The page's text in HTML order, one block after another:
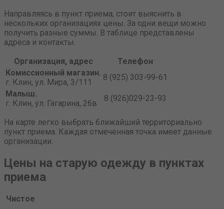
Направляясь в пункт приема, стоит выяснить в
нескольких организациях цены. За одни вещи можно
получить разные суммы. В таблице представлены
адреса и контакты.
Организация, адрес
Телефон
Комиссионный магазин.
г. Клин, ул. Мира, 3/111
8 (925) 303-99-61
Малыш.
г. Клин, ул. Гагарина, 26в
8 (926)029-23-93
На карте легко выбрать ближайший территориально
пункт приема. Каждая отмеченная точка имеет данные
организации.
Цены на старую одежду в пунктах
приема
Чистое